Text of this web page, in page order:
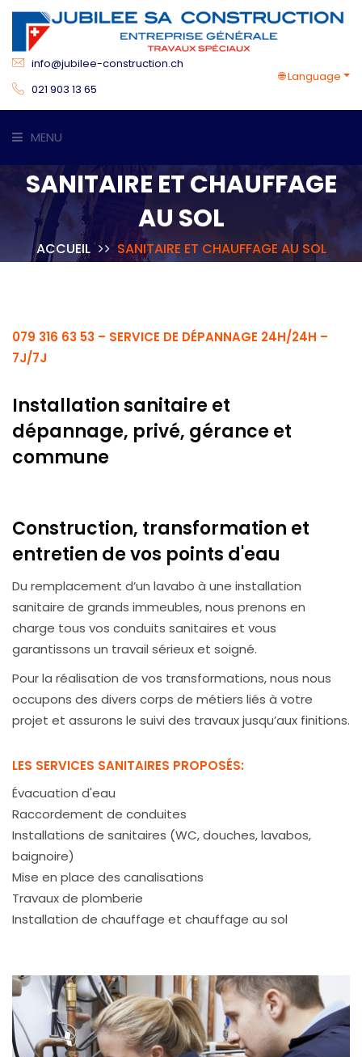
info@jubilee-construction.ch
021 903 13 65
🌐 Language
MENU
ACCUEIL
COMPÉTENCES
SERVICES
CONTACT
SANITAIRE ET CHAUFFAGE
AU SOL
ACCUEIL SANITAIRE ET CHAUFFAGE AU SOL
079 316 63 53 – SERVICE DE DÉPANNAGE 24H/24H –
7J/7J
Installation sanitaire et
dépannage, privé, gérance et
commune
Construction, transformation et
entretien de vos points d'eau
Du remplacement d’un lavabo à une installation
sanitaire de grands immeubles, nous prenons en
charge tous vos conduits sanitaires et vous
garantissons un travail sérieux et soigné.
Pour la réalisation de vos transformations, nous nous
occupons des divers corps de métiers liés à votre
projet et assurons le suivi des travaux jusqu’aux finitions.
LES SERVICES SANITAIRES PROPOSÉS:
Évacuation d'eau
Raccordement de conduites
Installations de sanitaires (WC, douches, lavabos,
baignoire)
Mise en place des canalisations
Travaux de plomberie
Installation de chauffage et chauffage au sol